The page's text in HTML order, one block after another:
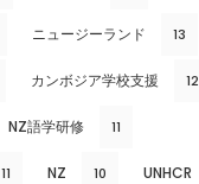
ニュージーランド 13
カンボジア学校支援 12
NZ語学研修 11
11 NZ 10 UNHCR